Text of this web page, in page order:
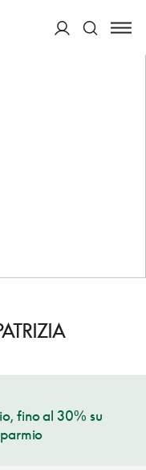
fino al 30% su